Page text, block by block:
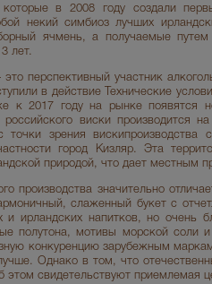
которые в 2008 году создали
некий симбиоз лучших
ячмень, а получаемые
лет.
перспективный участник
в действие Технические
к 2017 году на рынке появятся
виски производится
точки зрения
город Кизляр. Эта
природой, что дает местным
производства значительно
слаженный букет с
и ирландских напитков, но очень
полутона, мотивы морской
конкуренцию зарубежным
Однако в том, что
этом свидетельствуют приемлемая